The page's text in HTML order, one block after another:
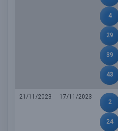
4
29
39
43
21/11/2023
17/11/2023
2
24